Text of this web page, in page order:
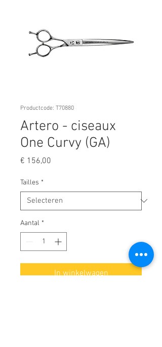
Productcode: T70880
Artero - ciseaux
One Curvy (GA)
€ 156,00
Tailles *
Aantal *
In winkelwagen